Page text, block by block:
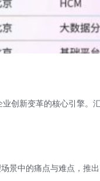
创新变革的核心引擎。
场景中的痛点与难点，